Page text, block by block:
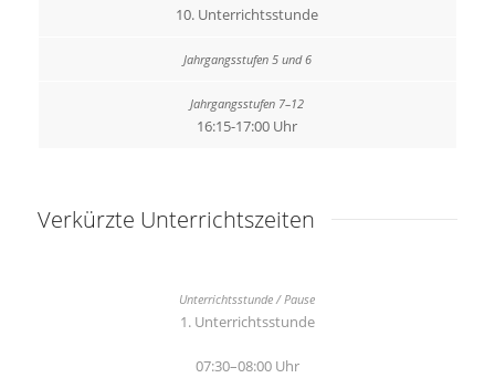
10. Unterrichtsstunde
16:15-17:00 Uhr
Verkürzte Unterrichtszeiten
1. Unterrichtsstunde
07:30–08:00 Uhr